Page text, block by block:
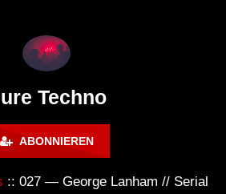
Techno
ABONNIEREN
:: 027 — George Lanham // Serial